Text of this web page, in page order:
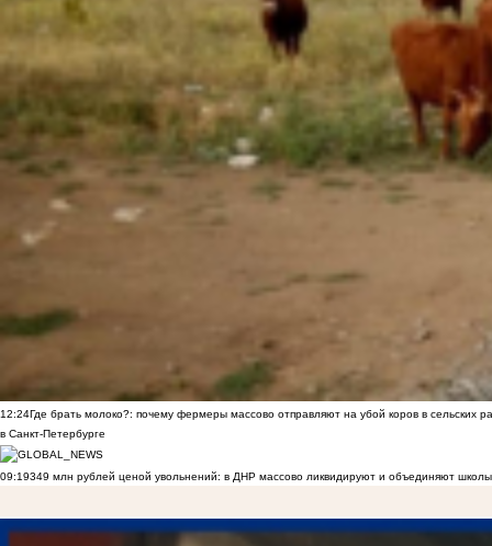
12:24Где брать молоко?: почему фермеры массово отправляют на убой коров в сельских
в Санкт-Петербурге
09:19349 млн рублей ценой увольнений: в ДНР массово ликвидируют и объединяют